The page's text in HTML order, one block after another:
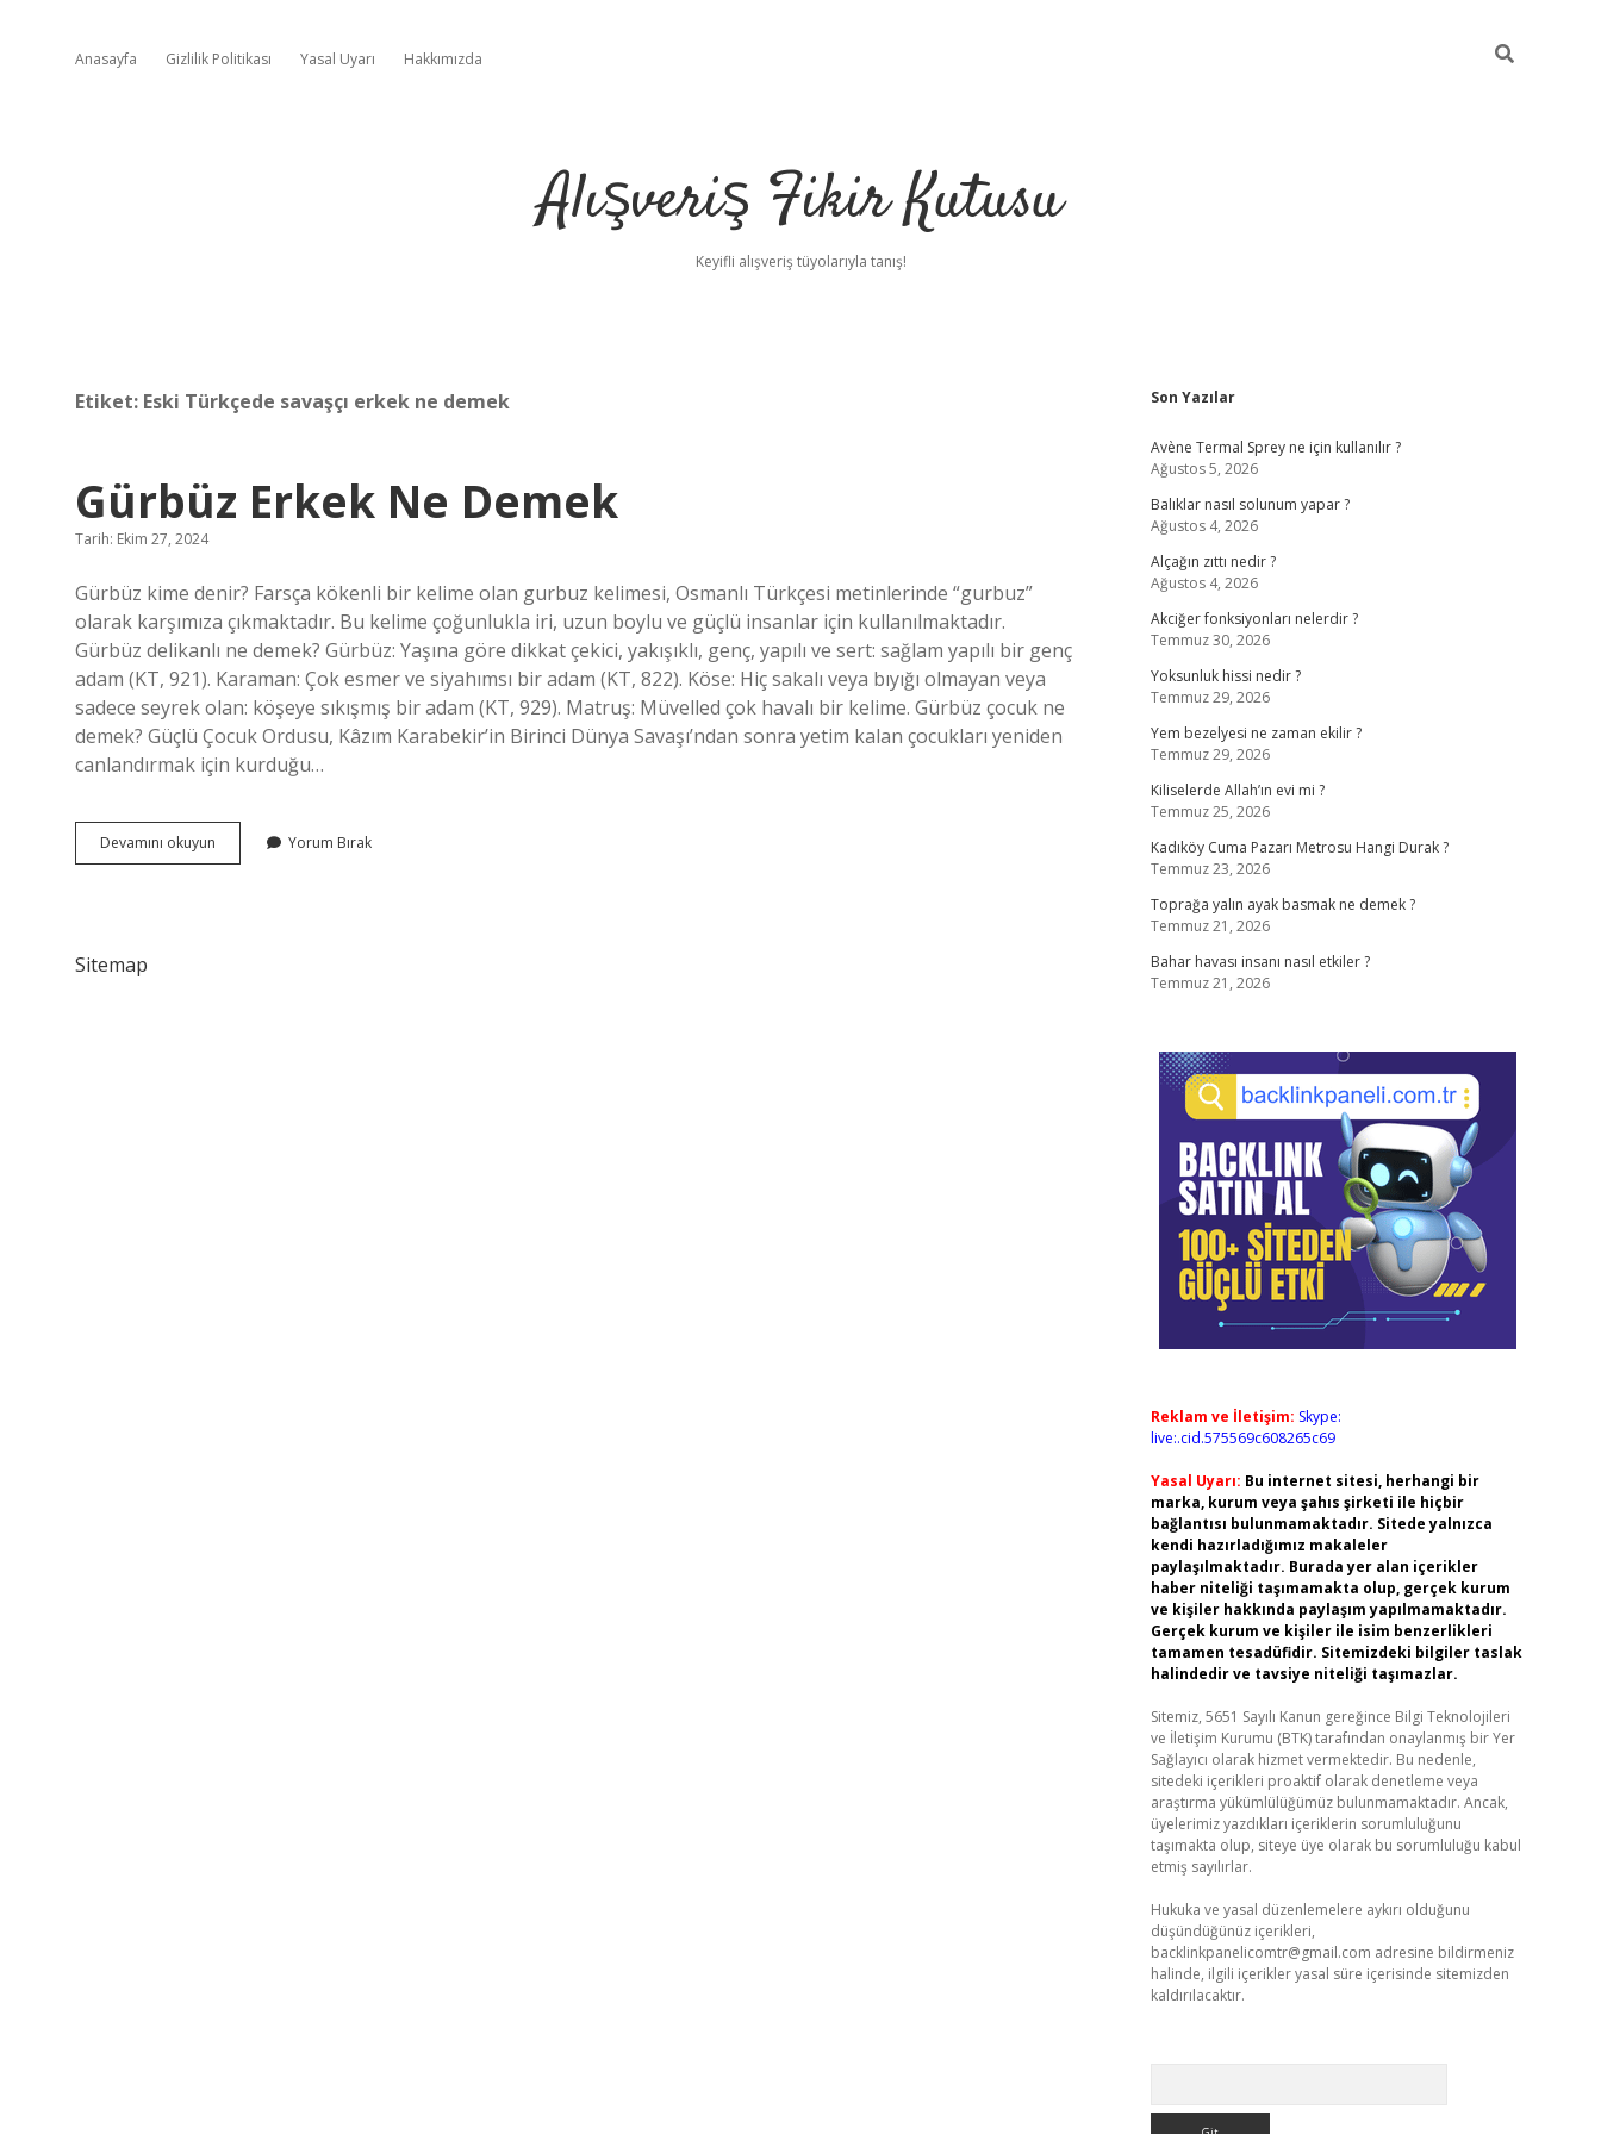
Anasayfa Gizlilik Politikası Yasal Uyarı Hakkımızda
Alışveriş Fikir Kutusu
Keyifli alışveriş tüyolarıyla tanış!
Etiket: Eski Türkçede savaşçı erkek ne demek
Gürbüz Erkek Ne Demek
Tarih: Ekim 27, 2024
Gürbüz kime denir? Farsça kökenli bir kelime olan gurbuz kelimesi, Osmanlı Türkçesi metinlerinde “gurbuz”
olarak karşımıza çıkmaktadır. Bu kelime çoğunlukla iri, uzun boylu ve güçlü insanlar için kullanılmaktadır.
Gürbüz delikanlı ne demek? Gürbüz: Yaşına göre dikkat çekici, yakışıklı, genç, yapılı ve sert: sağlam yapılı bir genç
adam (KT, 921). Karaman: Çok esmer ve siyahımsı bir adam (KT, 822). Köse: Hiç sakalı veya bıyığı olmayan veya
sadece seyrek olan: köşeye sıkışmış bir adam (KT, 929). Matruş: Müvelled çok havalı bir kelime. Gürbüz çocuk ne
demek? Güçlü Çocuk Ordusu, Kâzım Karabekir’in Birinci Dünya Savaşı’ndan sonra yetim kalan çocukları yeniden
canlandırmak için kurduğu…
Devamını okuyun
Erkek
Yorum Bırak
Sitemap
Sidebar
Son Yazılar
Avène Termal Sprey ne için kullanılır ?
Ağustos 5, 2026
Balıklar nasıl solunum yapar ?
Ağustos 4, 2026
Alçağın zıttı nedir ?
Ağustos 4, 2026
Akciğer fonksiyonları nelerdir ?
Temmuz 30, 2026
Yoksunluk hissi nedir ?
Temmuz 29, 2026
Yem bezelyesi ne zaman ekilir ?
Temmuz 29, 2026
Kiliselerde Allah’ın evi mi ?
Temmuz 25, 2026
Kadıköy Cuma Pazarı Metrosu Hangi Durak ?
Temmuz 23, 2026
Toprağa yalın ayak basmak ne demek ?
Temmuz 21, 2026
Bahar havası insanı nasıl etkiler ?
Temmuz 21, 2026
Reklam ve İletişim: Skype:
live:.cid.575569c608265c69
Yasal Uyarı: Bu internet sitesi, herhangi bir
marka, kurum veya şahıs şirketi ile hiçbir
bağlantısı bulunmamaktadır. Sitede yalnızca
kendi hazırladığımız makaleler
paylaşılmaktadır. Burada yer alan içerikler
haber niteliği taşımamakta olup, gerçek kurum
ve kişiler hakkında paylaşım yapılmamaktadır.
Gerçek kurum ve kişiler ile isim benzerlikleri
tamamen tesadüfidir. Sitemizdeki bilgiler taslak
halindedir ve tavsiye niteliği taşımazlar.
Sitemiz, 5651 Sayılı Kanun gereğince Bilgi Teknolojileri
ve İletişim Kurumu (BTK) tarafından onaylanmış bir Yer
Sağlayıcı olarak hizmet vermektedir. Bu nedenle,
sitedeki içerikleri proaktif olarak denetleme veya
araştırma yükümlülüğümüz bulunmamaktadır. Ancak,
üyelerimiz yazdıkları içeriklerin sorumluluğunu
taşımakta olup, siteye üye olarak bu sorumluluğu kabul
etmiş sayılırlar.
Hukuka ve yasal düzenlemelere aykırı olduğunu
düşündüğünüz içerikleri,
backlinkpanelicomtr@gmail.com adresine bildirmeniz
halinde, ilgili içerikler yasal süre içerisinde sitemizden
kaldırılacaktır.